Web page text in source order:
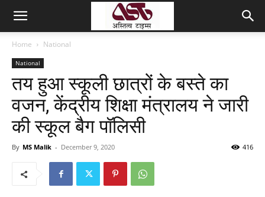
Home National
National
तय हुआ स्कूली छात्रों के बस्ते का
वजन, केंद्रीय शिक्षा मंत्रालय ने जारी
की स्कूल बैग पॉलिसी
By MS Malik - December 9, 2020 416